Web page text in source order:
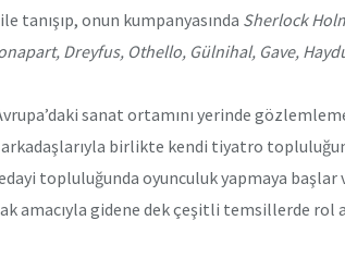
tanışıp, onun kumpanyasında Sherlock
Dreyfus, Othello, Gülnihal, Gave,
sanat ortamını yerinde
birlikte kendi tiyatro
topluluğunda oyunculuk yapmaya başlar
amacıyla gidene dek çeşitli temsillerde rol